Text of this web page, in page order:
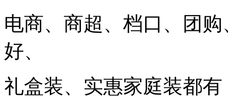
电商、商超、档口、团
好、
礼盒装、实惠家庭装都有